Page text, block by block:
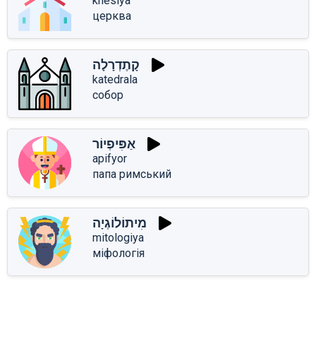
церква
קָתֶדְרָלָה
katedrala
собор
אַפִּיפְיוֹר
apifyor
папа римський
מִיתוֹלוֹגְיָה
mitologiya
міфологія